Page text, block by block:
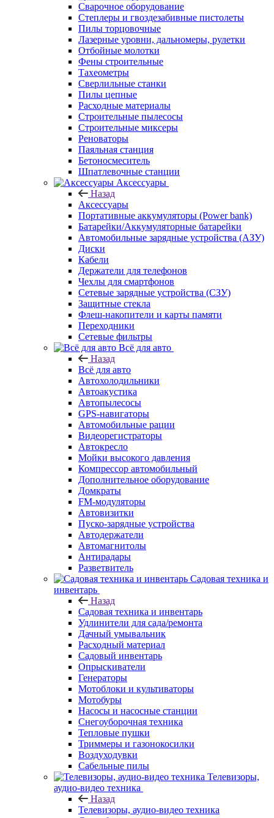
Сварочное оборудование
Степлеры и гвоздезабивные пистолеты
Пилы торцовочные
Лазерные уровни, дальномеры, рулетки
Отбойные молотки
Фены строительные
Тахеометры
Сверлильные станки
Пилы цепные
Расходные материалы
Строительные пылесосы
Строительные миксеры
Реноваторы
Паяльная станция
Бетоносмеситель
Шпатлевочные станции
Аксессуары
Назад
Аксессуары
Портативные аккумуляторы (Power bank)
Батарейки/Аккумуляторные батарейки
Автомобильные зарядные устройства (АЗУ)
Диски
Кабели
Держатели для телефонов
Чехлы для смартфонов
Сетевые зарядные устройства (СЗУ)
Защитные стекла
Флеш-накопители и карты памяти
Переходники
Сетевые фильтры
Всё для авто
Назад
Всё для авто
Автохолодильники
Автоакустика
Автопылесосы
GPS-навигаторы
Автомобильные рации
Видеорегистраторы
Автокресло
Мойки высокого давления
Компрессор автомобильный
Дополнительное оборудование
Домкраты
FM-модуляторы
Автовизитки
Пуско-зарядные устройства
Автодержатели
Автомагнитолы
Антирадары
Разветвитель
Садовая техника и
инвентарь
Назад
Садовая техника и инвентарь
Удлинители для сада/ремонта
Дачный умывальник
Расходный материал
Садовый инвентарь
Опрыскиватели
Генераторы
Мотоблоки и культиваторы
Мотобуры
Насосы и насосные станции
Снегоуборочная техника
Тепловые пушки
Триммеры и газонокосилки
Воздуходувки
Сабельные пилы
Телевизоры,
аудио-видео техника
Назад
Телевизоры, аудио-видео техника